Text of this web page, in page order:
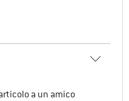
a un amico